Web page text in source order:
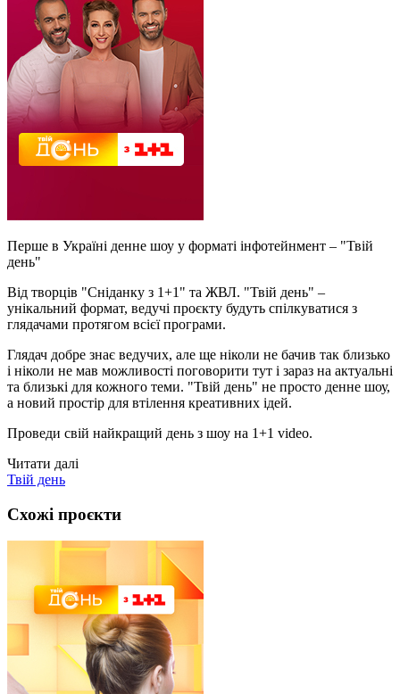
Перше в Україні денне шоу у форматі інфотейнмент – "Твій
день"
Від творців "Сніданку з 1+1" та ЖВЛ. "Твій день" –
унікальний формат, ведучі проєкту будуть спілкуватися з
глядачами протягом всієї програми.
Глядач добре знає ведучих, але ще ніколи не бачив так близько
і ніколи не мав можливості поговорити тут і зараз на актуальні
та близькі для кожного теми. "Твій день" не просто денне шоу,
а новий простір для втілення креативних ідей.
Проведи свій найкращий день з шоу на 1+1 video.
Читати далі
Твій день
Схожі проєкти